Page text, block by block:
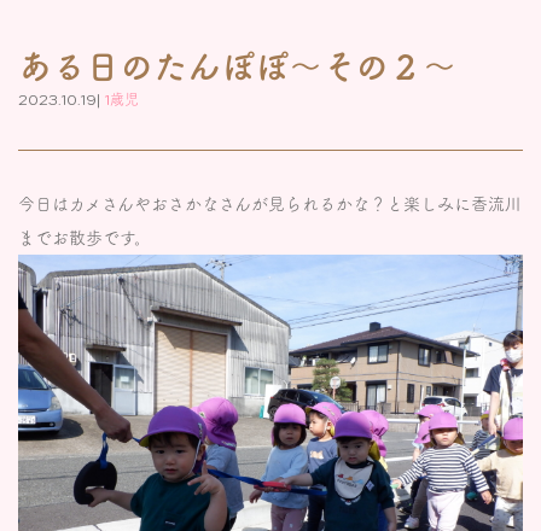
ある日のたんぽぽ～その２～
2023.10.19| 1歳児
今日はカメさんやおさかなさんが見られるかな？と楽しみに香流川
までお散歩です。